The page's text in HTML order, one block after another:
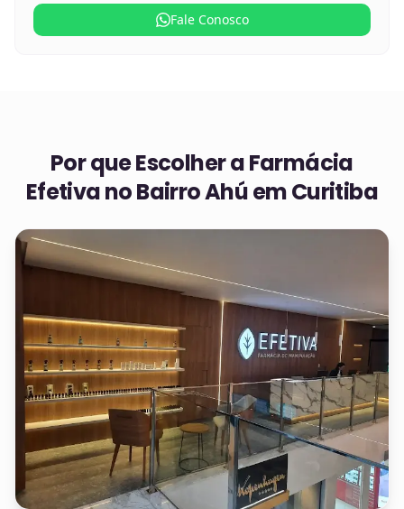
Fale Conosco
Por que Escolher a Farmácia
Efetiva noBairro Ahú em Curitiba